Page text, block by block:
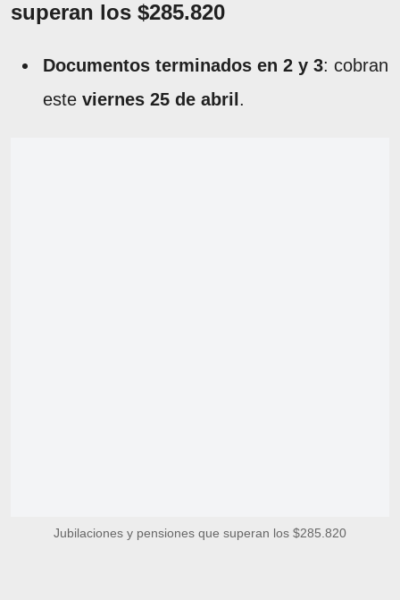
superan los $285.820
Documentos terminados en 2 y 3: cobran
este viernes 25 de abril .
Jubilaciones y pensiones que superan los $285.820